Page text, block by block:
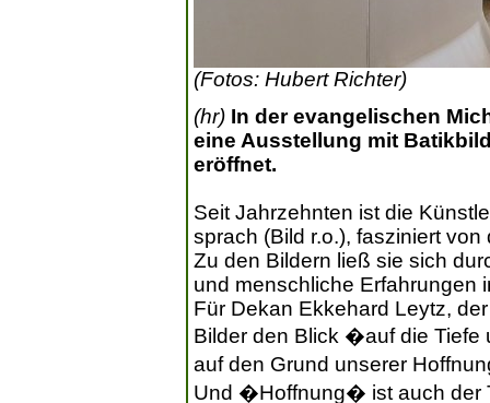
(Fotos: Hubert Richter)
(hr) In der evangelischen
eine Ausstellung mit
eröffnet.
Seit Jahrzehnten ist die
sprach (Bild r.o.), fasziniert
Zu den Bildern ließ sie sich
und menschliche Erfahrungen
Für Dekan Ekkehard Leytz,
Bilder den Blick �auf die Tiefe
auf den Grund unserer
Und �Hoffnung� ist auch der